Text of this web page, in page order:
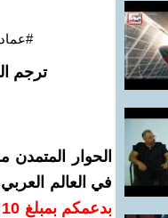
ترجم
الحوار
في العالم